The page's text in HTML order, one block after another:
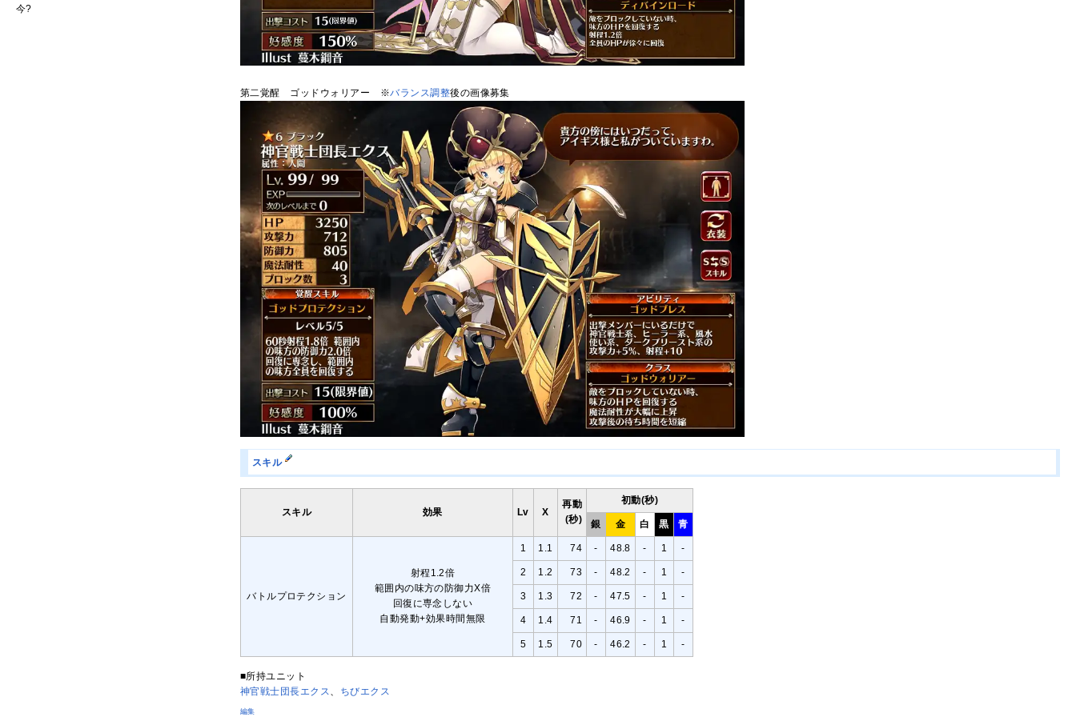
第二覚醒 ゴッドウォリアー ※バランス調整後の画像募集
スキル
スキル 効果 Lv X
再動
(秒)
初動(秒)
銀 金 白 黒 青
バトルプロテクション
射程1.2倍
範囲内の味方の防御力X倍
回復に専念しない
自動発動+効果時間無限
1 1.1 74 - 48.8 - 1 -
2 1.2 73 - 48.2 - 1 -
3 1.3 72 - 47.5 - 1 -
4 1.4 71 - 46.9 - 1 -
5 1.5 70 - 46.2 - 1 -
■所持ユニット
神官戦士団長エクス
ちびエクス
編集
今?